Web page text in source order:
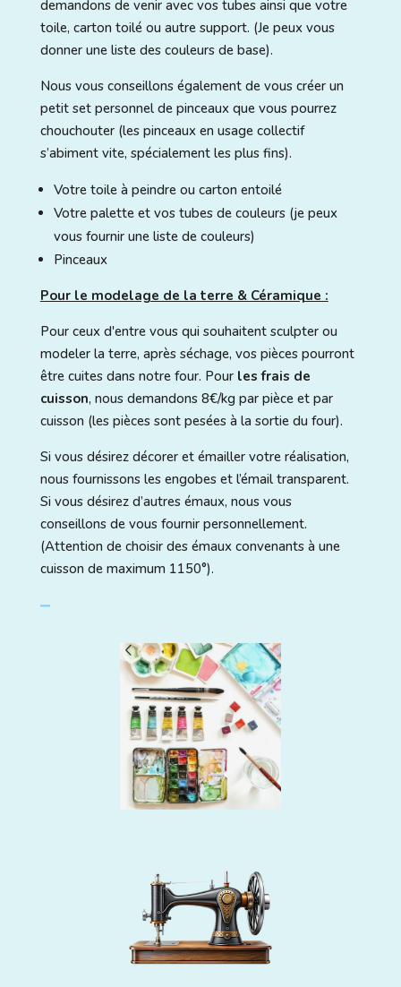
demandons de venir avec vos tubes ainsi que votre
toile, carton toilé ou autre support. (Je peux vous
donner une liste des couleurs de base).
Nous vous conseillons également de vous créer un
petit set personnel de pinceaux que vous pourrez
chouchouter (les pinceaux en usage collectif
s’abiment vite, spécialement les plus fins).
Votre toile à peindre ou carton entoilé
Votre palette et vos tubes de couleurs (je peux
vous fournir une liste de couleurs)
Pinceaux
Pour le modelage de la terre & Céramique :
Pour ceux d'entre vous qui souhaitent sculpter ou
modeler la terre, après séchage, vos pièces pourront
être cuites dans notre four. Pour les frais de
cuisson, nous demandons 8€/kg par pièce et par
cuisson (les pièces sont pesées à la sortie du four).
Si vous désirez décorer et émailler votre réalisation,
nous fournissons les engobes et l’émail transparent.
Si vous désirez d’autres émaux, nous vous
conseillons de vous fournir personnellement.
(Attention de choisir des émaux convenants à une
cuisson de maximum 1150°).